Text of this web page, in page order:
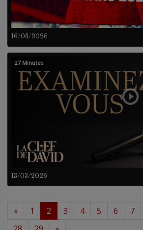
16/03/2026
13/03/2026
27 Minutes
« 1 2 3 4 5 6 7